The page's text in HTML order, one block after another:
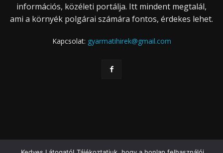
információs, közéleti portálja. Itt mindent megtalál,
ami a környék polgárai számára fontos, érdekes lehet.
Kapcsolat: gyarmatihirek@gmail.com